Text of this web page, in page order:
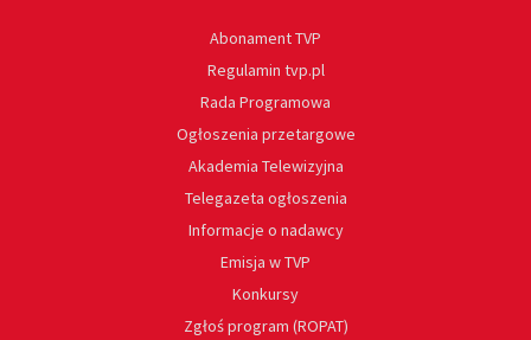
Abonament TVP
Regulamin tvp.pl
Rada Programowa
Ogłoszenia przetargowe
Akademia Telewizyjna
Telegazeta ogłoszenia
Informacje o nadawcy
Emisja w TVP
Konkursy
Zgłoś program (ROPAT)